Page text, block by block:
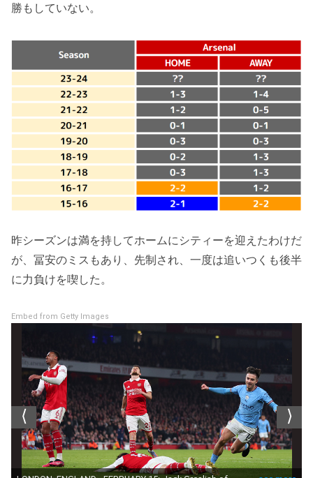
勝もしていない。
昨シーズンは満を持してホームにシティーを迎えたわけだ
が、冨安のミスもあり、先制され、一度は追いつくも後半
に力負けを喫した。
Embed from Getty Images